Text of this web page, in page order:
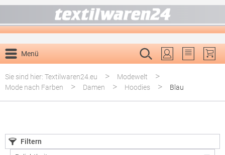
Menü
Du hast 0
Sie sind hier: Textilwaren24.eu
> Modewelt >
Mode nach Farben > Damen > Hoodies > Blau
Filtern